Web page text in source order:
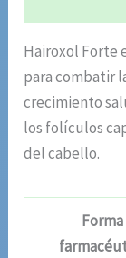
Hairoxol Forte
para combatir
crecimiento
los folículos
del cabello.
Forma